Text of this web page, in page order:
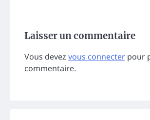
Laisser un commentaire
Vous devez vous connecter pour
commentaire.